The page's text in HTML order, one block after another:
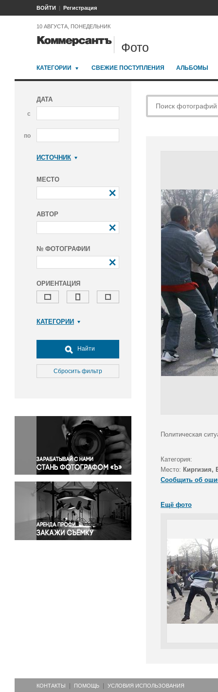
ВОЙТИ Регистрация
10 АВГУСТА, ПОНЕДЕЛЬНИК
Фото
КАТЕГОРИИ СВЕЖИЕ ПОСТУПЛЕНИЯ АЛЬБОМЫ
ДАТА
с
по
ИСТОЧНИК
МЕСТО
АВТОР
№ ФОТОГРАФИИ
ОРИЕНТАЦИЯ
КАТЕГОРИИ
Досуг, туризм и отдых
Культура
Медицина
Окружающая среда
Политика
Правосудие
Происшествия и конфликты
Религия
Светская жизнь
Спорт
Экология
Экономика и бизнес
Найти
Сбросить фильтр
Политическая
Категория:
Место: Киргизия,
Сообщить об
Ещё фото
КОНТАКТЫ ПОМОЩЬ УСЛОВИЯ ИСПОЛЬЗОВАНИЯ